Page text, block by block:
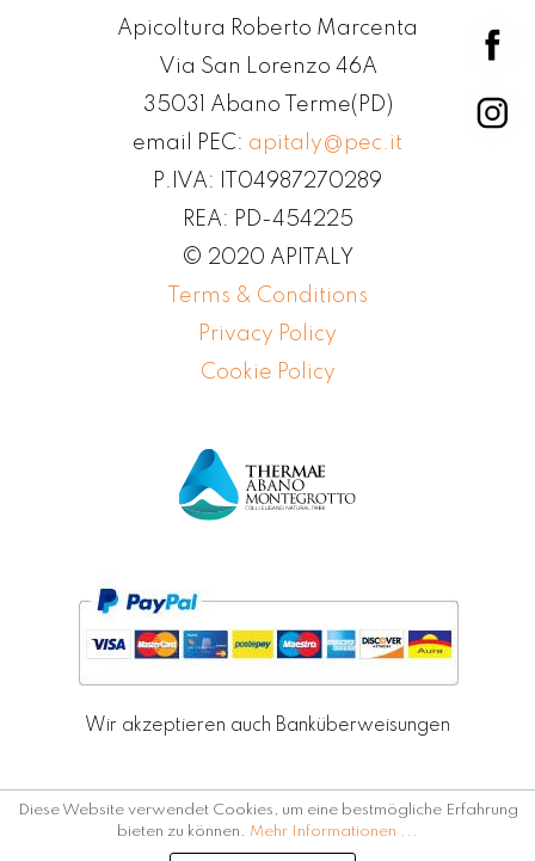
Apicoltura Roberto Marcenta
Via San Lorenzo 46A
35031 Abano Terme(PD)
email PEC: apitaly@pec.it
P.IVA: IT04987270289
REA: PD-454225
© 2020 APITALY
Terms & Conditions
Privacy Policy
Cookie Policy
Wir akzeptieren auch Banküberweisungen
Diese Website verwendet Cookies, um eine bestmögliche Erfahrung
bieten zu können. Mehr Informationen ...